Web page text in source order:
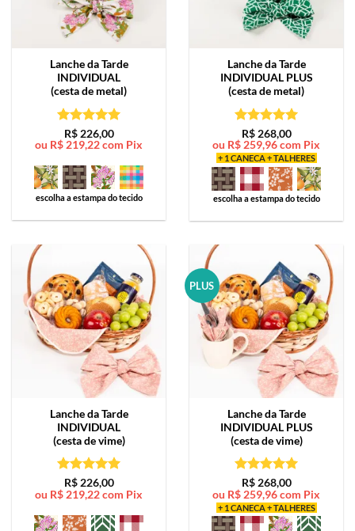
Lanche da Tarde
INDIVIDUAL
(cesta de metal)
Avaliação5
de 5
R$226,00
ou R$ 219,22com Pix
escolha a estampa do tecido
Lanche da Tarde
INDIVIDUAL PLUS
(cesta de metal)
Avaliação5
de 5
R$268,00
ou R$ 259,96com Pix
+ 1 CANECA + TALHERES
escolha a estampa do tecido
Lanche da Tarde
INDIVIDUAL
(cesta de vime)
Avaliação5
de 5
R$226,00
ou R$ 219,22com Pix
PLUS
Lanche da Tarde
INDIVIDUAL PLUS
(cesta de vime)
Avaliação5
de 5
R$268,00
ou R$ 259,96com Pix
+ 1 CANECA + TALHERES